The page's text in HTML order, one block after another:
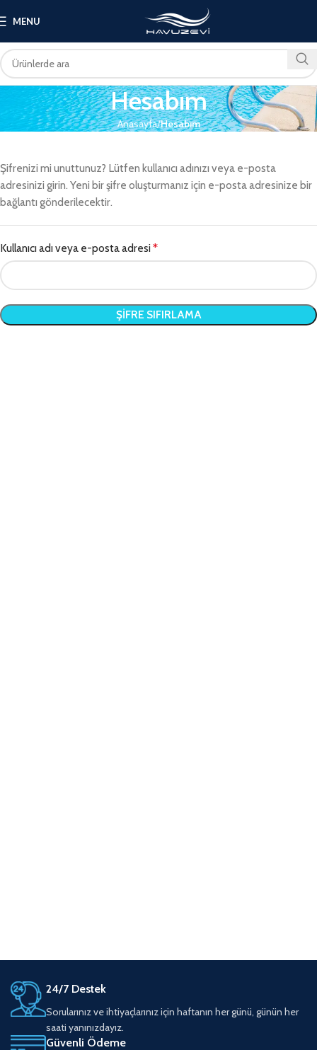
MENU
Hesabım
Anasayfa Hesabım
Şifrenizi mi unuttunuz? Lütfen kullanıcı adınızı veya e-posta
adresinizi girin. Yeni bir şifre oluşturmanız için e-posta adresinize bir
bağlantı gönderilecektir.
Kullanıcı adı veya e-posta adresi*
ŞIFRE SIFIRLAMA
24/7 Destek
Sorularınız ve ihtiyaçlarınız için haftanın her günü, günün her
saati yanınızdayız.
Güvenli Ödeme